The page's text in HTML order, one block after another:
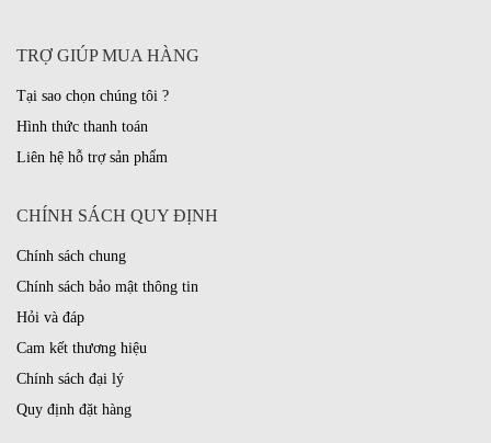
TRỢ GIÚP MUA HÀNG
Tại sao chọn chúng tôi ?
Hình thức thanh toán
Liên hệ hỗ trợ sản phẩm
CHÍNH SÁCH QUY ĐỊNH
Chính sách chung
Chính sách bảo mật thông tin
Hỏi và đáp
Cam kết thương hiệu
Chính sách đại lý
Quy định đặt hàng